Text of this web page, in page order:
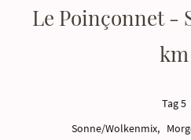
Le Poinçonnet -
km
Tag 5
Sonne/Wolkenmix,